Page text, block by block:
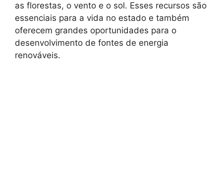
as florestas, o vento e o sol. Esses recursos são
essenciais para a vida no estado e também
oferecem grandes oportunidades para o
desenvolvimento de fontes de energia
renováveis.